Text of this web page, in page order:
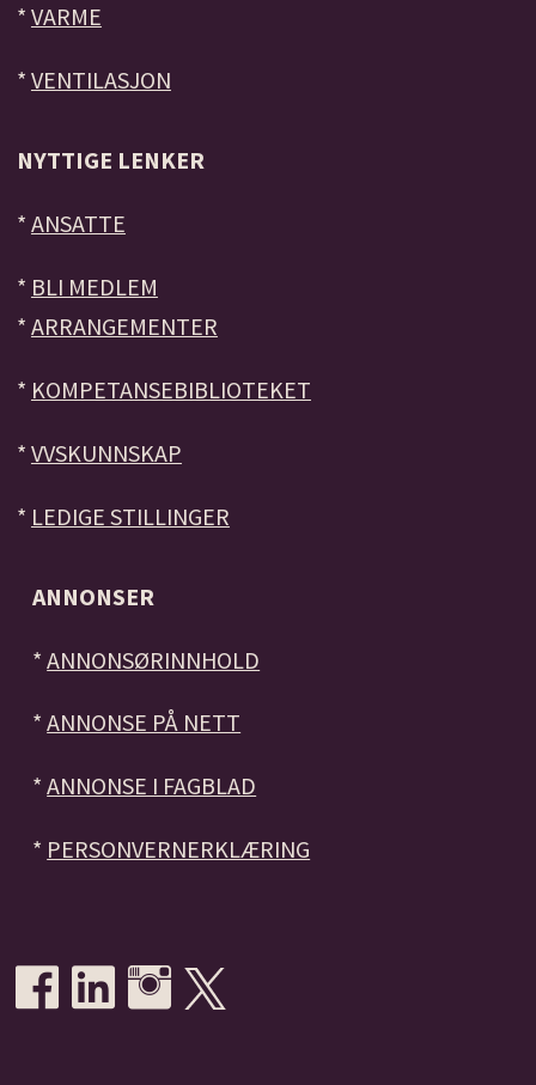
* VARME
* VENTILASJON
NYTTIGE LENKER
* ANSATTE
* BLI MEDLEM
* ARRANGEMENTER
* KOMPETANSEBIBLIOTEKET
* VVSKUNNSKAP
* LEDIGE STILLINGER
ANNONSER
*ANNONSØRINNHOLD
*ANNONSE PÅ NETT
*ANNONSE I FAGBLAD
* PERSONVERNERKLÆRING